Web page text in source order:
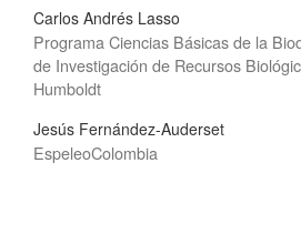
Carlos Andrés Lasso
Programa Ciencias Básicas de la
de Investigación de Recursos
Humboldt
Jesús Fernández-Auderset
EspeleoColombia